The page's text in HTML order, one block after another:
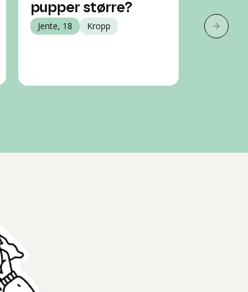
pupper større?
Jente, 18 Kropp Jente, 17
Neste